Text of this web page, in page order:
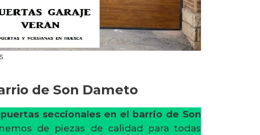
de Son Dameto
seccionales en el barrio de Son
de piezas de calidad para todas